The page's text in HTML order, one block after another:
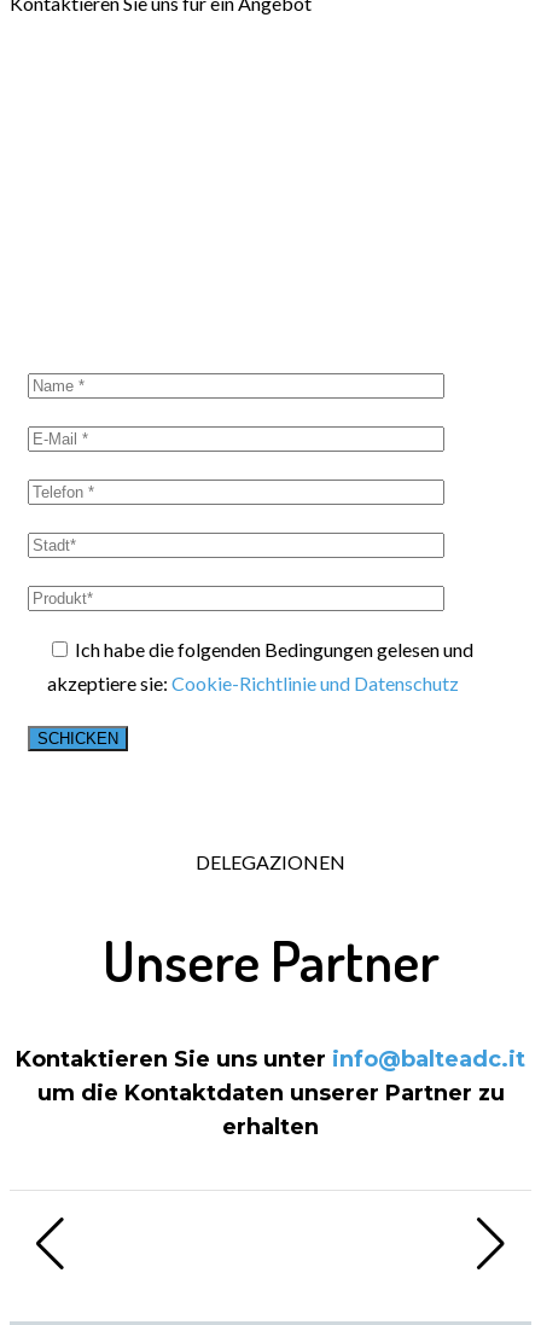
Ich habe die folgenden Bedingungen gelesen und
akzeptiere sie: Cookie-Richtlinie und Datenschutz
DELEGAZIONEN
Unsere Partner
Kontaktieren Sie uns unter info@balteadc.it
um die Kontaktdaten unserer Partner zu
erhalten